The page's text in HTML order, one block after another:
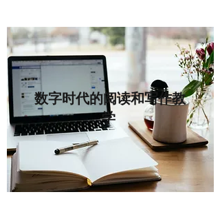
数字时代的阅读和写作教
学